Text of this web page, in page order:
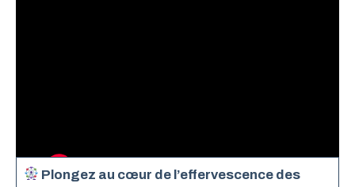
Plongez au cœur de l’effervescence des